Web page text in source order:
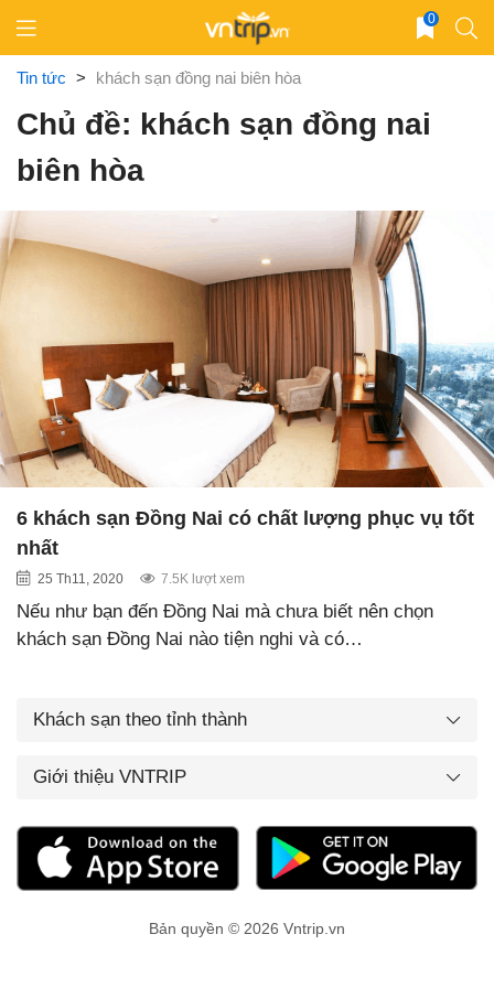
content
0
Tin tức > khách sạn đồng nai biên hòa
Chủ đề: khách sạn đồng nai
biên hòa
6 khách sạn Đồng Nai có chất lượng phục vụ tốt
nhất
25 Th11, 2020 7.5K lượt xem
Nếu như bạn đến Đồng Nai mà chưa biết nên chọn
khách sạn Đồng Nai nào tiện nghi và có…
Khách sạn theo tỉnh thành
Giới thiệu VNTRIP
Bản quyền © 2026 Vntrip.vn